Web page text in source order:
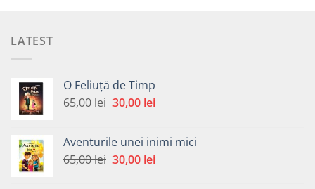
LATEST
O Feliuță de Timp
65,00lei Prețul
fost:
65,00 lei.
30,00 leiPrețul
30,00 lei.
Aventurile unei inimi mici
65,00lei Prețul
30,00 leiPrețul